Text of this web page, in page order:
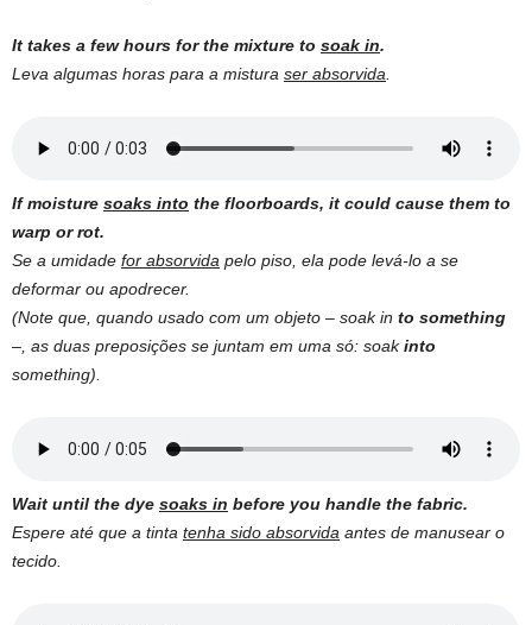
It takes a few hours for the mixture to soak in.
Leva algumas horas para a mistura ser absorvida
If moisture soaks into the floorboards, it could cause them to
warp or rot.
Se a umidade for absorvida pelo piso, ela pode levá-lo a se
deformar ou apodrecer.
(Note que, quando usado com um objeto – soak in to something
–, as duas preposições se juntam em uma só: soakinto
something).
Wait until the dye soaks in before you handle the fabric.
Espere até que a tinta tenha sido absorvida antes de manusear o
tecido.